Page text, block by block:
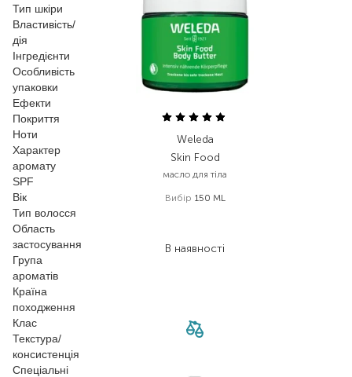
Тип шкіри
Властивість/
дія
Інгредієнти
Особливість
упаковки
Ефекти
Покриття
Ноти
Характер
аромату
SPF
Вік
Тип волосся
Область
застосування
Група
ароматів
Країна
походження
Клас
Текстура/
консистенція
Спеціальні
Weleda
Skin Food
масло для тіла
Вибір 150 ML
В наявності